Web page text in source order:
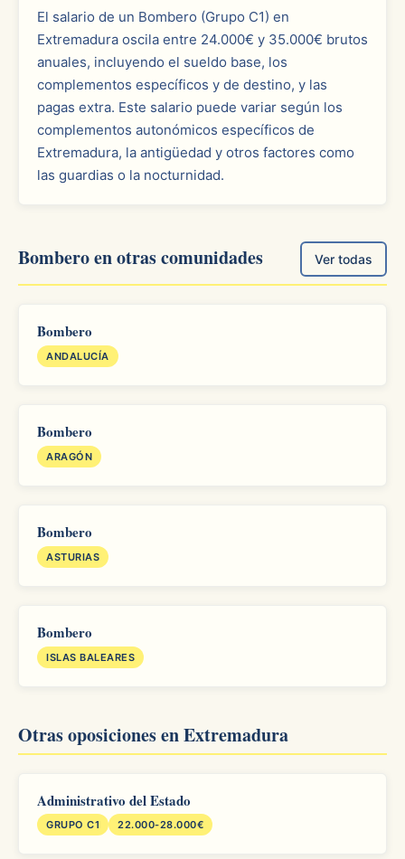
El salario de un Bombero (Grupo C1) en
Extremadura oscila entre 24.000€ y 35.000€ brutos
anuales, incluyendo el sueldo base, los
complementos específicos y de destino, y las
pagas extra. Este salario puede variar según los
complementos autonómicos específicos de
Extremadura, la antigüedad y otros factores como
las guardias o la nocturnidad.
Bombero en otras comunidades Ver todas
Bombero
ANDALUCÍA
Bombero
ARAGÓN
Bombero
ASTURIAS
Bombero
ISLAS BALEARES
Otras oposiciones en Extremadura
Administrativo del Estado
GRUPO C1 22.000-28.000€